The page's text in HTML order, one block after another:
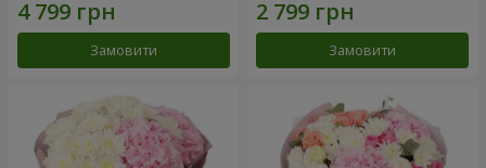
Замовити Замовити